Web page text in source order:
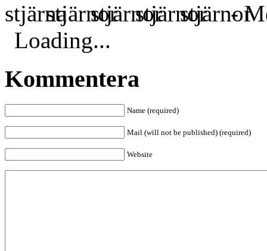
-
Loading...
Kommentera
Name (required)
Mail (will not be published) (required)
Website